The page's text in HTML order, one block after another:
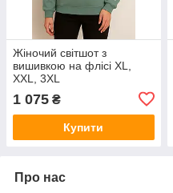
Жіночий світшот з
вишивкою на флісі XL,
XXL, 3XL
1 075 ₴
Купити
Про нас